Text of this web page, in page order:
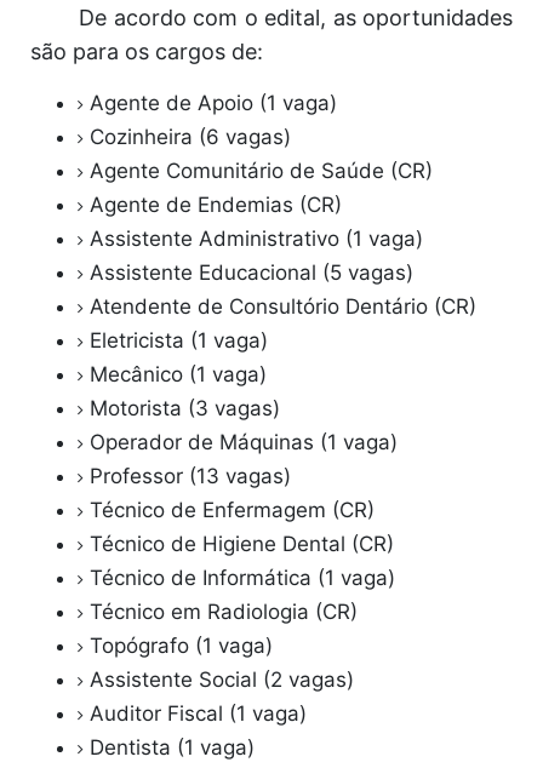
De acordo com o edital, as oportunidades
são para os cargos de:
Agente de Apoio (1 vaga)
Cozinheira (6 vagas)
Agente Comunitário de Saúde (CR)
Agente de Endemias (CR)
Assistente Administrativo (1 vaga)
Assistente Educacional (5 vagas)
Atendente de Consultório Dentário (CR)
Eletricista (1 vaga)
Mecânico (1 vaga)
Motorista (3 vagas)
Operador de Máquinas (1 vaga)
Professor (13 vagas)
Técnico de Enfermagem (CR)
Técnico de Higiene Dental (CR)
Técnico de Informática (1 vaga)
Técnico em Radiologia (CR)
Topógrafo (1 vaga)
Assistente Social (2 vagas)
Auditor Fiscal (1 vaga)
Dentista (1 vaga)